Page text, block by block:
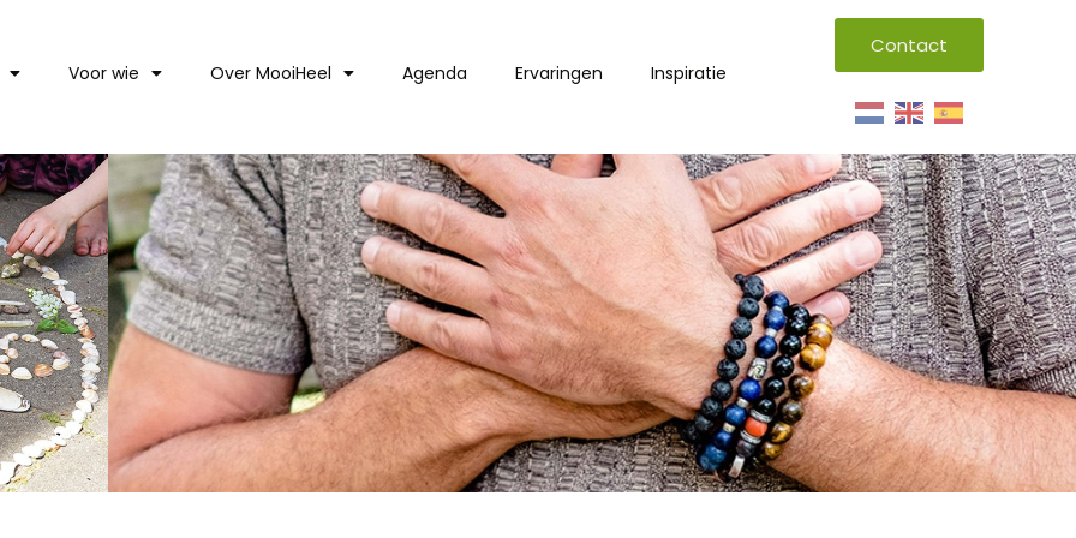
Voor wie Over MooiHeel Agenda Ervaringen Inspiratie
Contact